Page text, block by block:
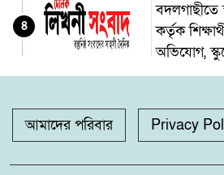
বদলগাছীতে
কর্তৃক
অভিযোগ,
৪
মাধ্যমিক
শিক্ষক
৫
আমাদের পরিবার Privacy